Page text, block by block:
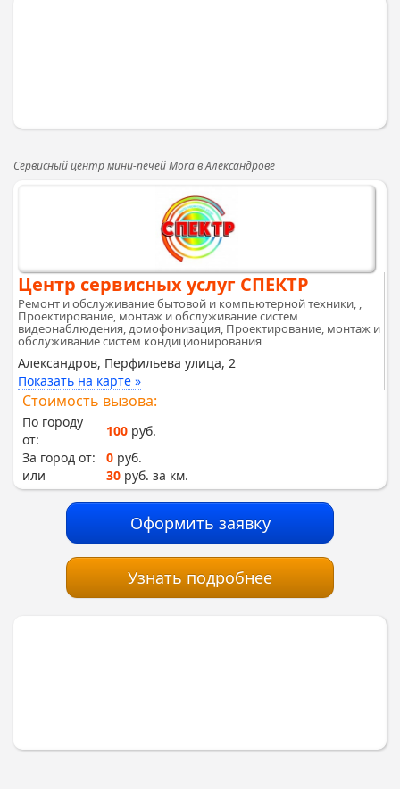
Сервисный центр мини-печей Mora в Александрове
Центр сервисных услуг СПЕКТР
Ремонт и обслуживание бытовой и компьютерной техники, ,
Проектирование, монтаж и обслуживание систем
видеонаблюдения, домофонизация, Проектирование, монтаж и
обслуживание систем кондиционирования
Александров, Перфильева улица, 2
Показать на карте »
Стоимость вызова:
По городу
от:
100 руб.
За город от:
0 руб.
или
30 руб. за км.
Оформить заявку
Узнать подробнее